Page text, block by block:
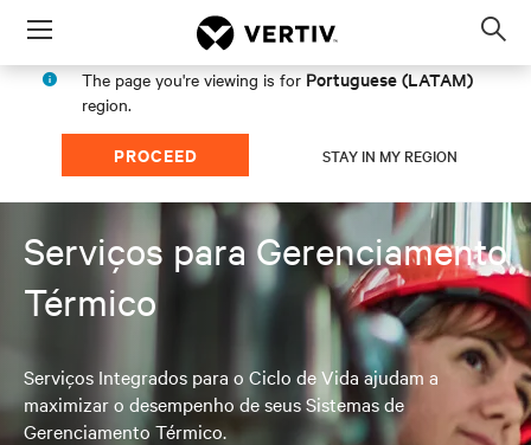
Menu
The page you're viewing is for Portuguese (LATAM)
region.
PROCEED STAY IN MY REGION
Serviços para Gerenciamento
Térmico
Serviços Integrados para o Ciclo de Vida ajudam a
maximizar o desempenho de seus Sistemas de
Gerenciamento Térmico.